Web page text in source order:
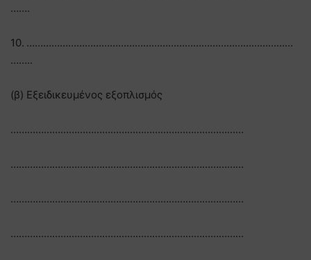
…….
10. ……………………………………………………………………………………
……..
(β) Εξειδικευμένος εξοπλισμός
…………………………………………………………………………
…………………………………………………………………………
…………………………………………………………………………
…………………………………………………………………………